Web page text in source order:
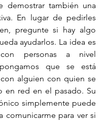
demostrar también una
En lugar de pedirles
pregunte si hay algo
ayudarlos. La idea es
con personas a nivel
que se está
alguien con quien se
en red en el pasado. Su
simplemente puede
comunicarme para ver si